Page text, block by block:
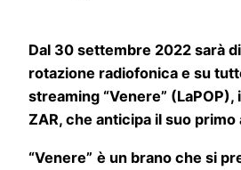
Dal 30 settembre 2022 sarà
rotazione radiofonica e su
streaming “Venere” (LaPOP),
ZAR, che anticipa il suo primo
“Venere” è un brano che si